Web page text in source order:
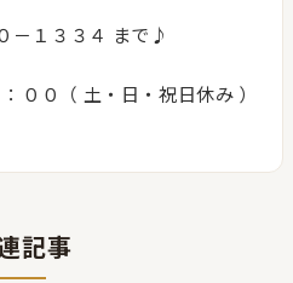
－１３３４ まで♪
００（ 土・日・祝日休み ）
記事